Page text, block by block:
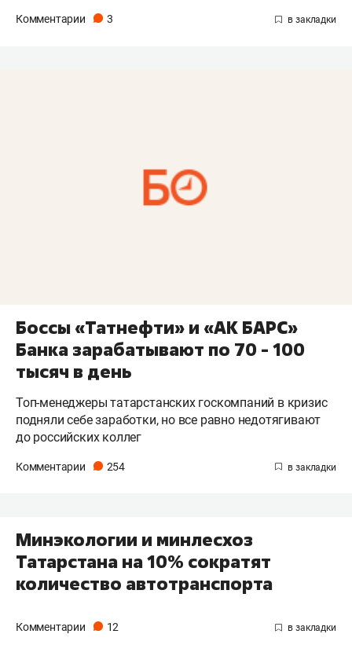
Комментарии 3
Боссы «Татнефти» и «АК БАРС»
Банка зарабатывают по 70 - 100
тысяч в день
Топ-менеджеры татарстанских госкомпаний в кризис
подняли себе заработки, но все равно недотягивают
до российских коллег
Комментарии 254
Минэкологии и минлесхоз
Татарстана на 10% сократят
количество автотранспорта
Комментарии 12